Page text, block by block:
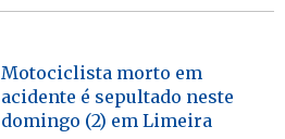
Motociclista morto em
acidente é sepultado neste
domingo (2) em Limeira